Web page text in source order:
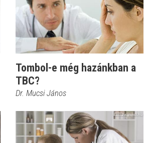
Tombol-e még hazánkban a
TBC?
Dr. Mucsi János